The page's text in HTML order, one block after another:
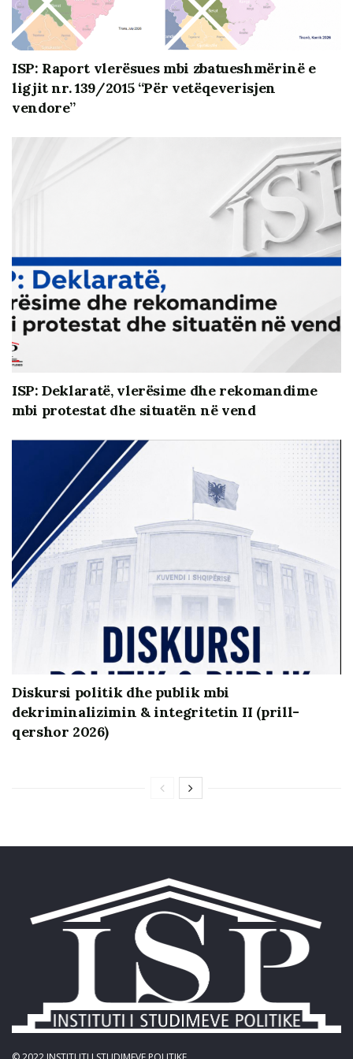
ISP: Raport vlerësues mbi zbatueshmërinë e
ligjit nr. 139/2015 “Për vetëqeverisjen
vendore”
ISP: Deklaratë, vlerësime dhe rekomandime
mbi protestat dhe situatën në vend
Diskursi politik dhe publik mbi
dekriminalizimin & integritetin II (prill-
qershor 2026)